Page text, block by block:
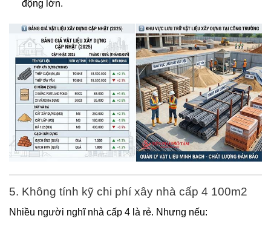
động lớn.
5. Không tính kỹ chi phí xây nhà cấp 4 100m2
Nhiều người nghĩ nhà cấp 4 là rẻ. Nhưng nếu: